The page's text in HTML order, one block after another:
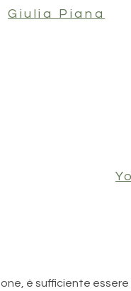
Giulia Piana
è sufficiente